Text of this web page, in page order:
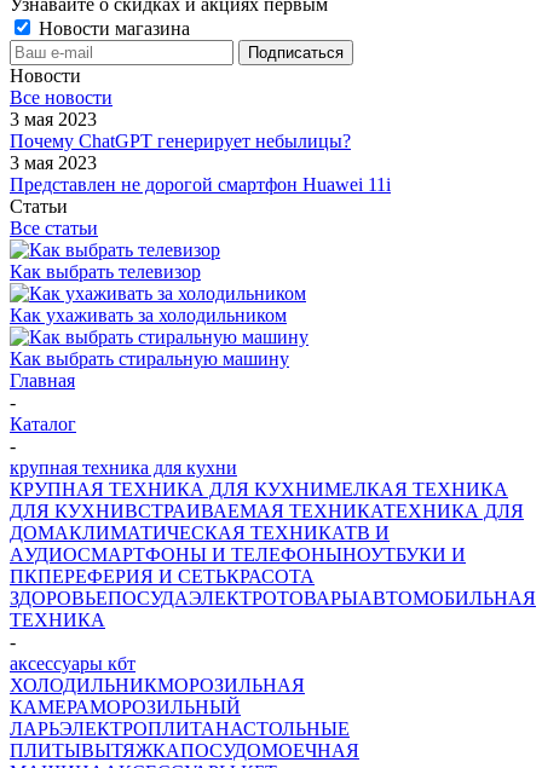
Узнавайте о скидках и акциях первым
Новости магазина
Новости
Все новости
3 мая 2023
Почему ChatGPT генерирует небылицы?
3 мая 2023
Представлен не дорогой смартфон Huawei 11i
Статьи
Все статьи
Как выбрать телевизор
Как ухаживать за холодильником
Как выбрать стиральную машину
Главная
-
Каталог
-
крупная техника для кухни
КРУПНАЯ ТЕХНИКА ДЛЯ КУХНИМЕЛКАЯ ТЕХНИКА
ДЛЯ КУХНИВСТРАИВАЕМАЯ ТЕХНИКАТЕХНИКА ДЛЯ
ДОМАКЛИМАТИЧЕСКАЯ ТЕХНИКАТВ И
AУДИОСМАРТФОНЫ И ТЕЛЕФОНЫНОУТБУКИ И
ПКПЕРЕФЕРИЯ И СЕТЬКРАСОТА
ЗДОРОВЬЕПОСУДАЭЛЕКТРОТОВАРЫАВТОМОБИЛЬНАЯ
ТЕХНИКА
-
аксессуары кбт
ХОЛОДИЛЬНИКМОРОЗИЛЬНАЯ
КАМЕРАМОРОЗИЛЬНЫЙ
ЛАРЬЭЛЕКТРОПЛИТАНАСТОЛЬНЫЕ
ПЛИТЫВЫТЯЖКАПОСУДОМОЕЧНАЯ